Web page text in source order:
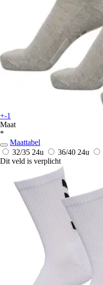
+-1
Maat
*
Maattabel
32/35 24u 36/40 24u
Dit veld is verplicht